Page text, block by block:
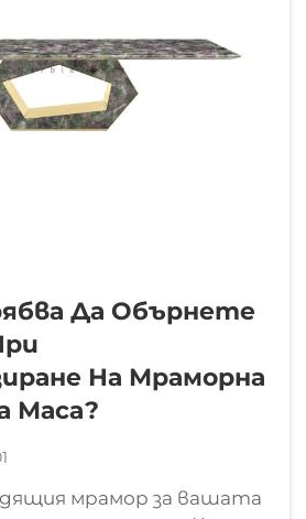
Да Обърнете
На Мраморна
Маса?
мрамор за вашата